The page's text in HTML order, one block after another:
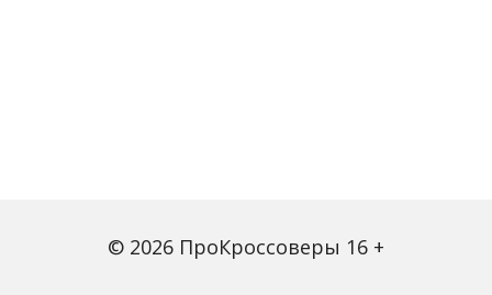
© 2026 ПроКроссоверы 16 +